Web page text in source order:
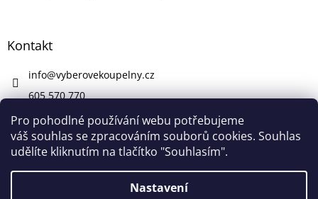
Pro pohodlné používání webu potřebujeme
váš souhlas se zpracováním souborů cookies. Souhlas
udělíte kliknutím na tlačítko "Souhlasím".
Nastavení
Kontakt
info@vyberovekoupelny.cz
605 570 770
https://www.facebook.com/vyberovekoupelny/